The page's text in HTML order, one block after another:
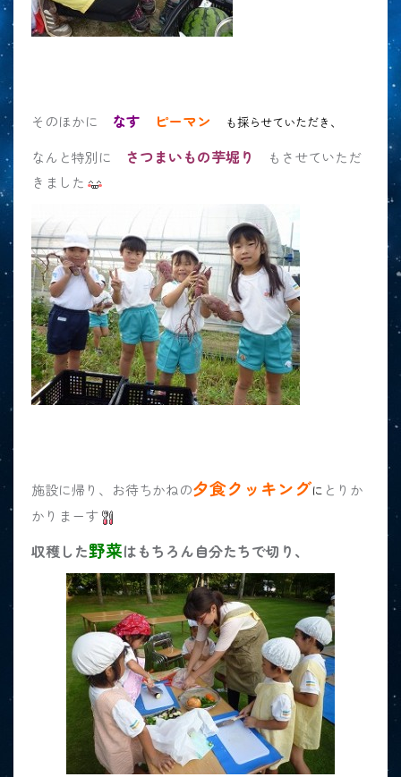
そのほかに なす ピーマン も採らせていただき、
なんと特別に さつまいもの芋堀り
もさせていただ
きました
施設に帰り、お待ちかねの夕食クッキングに とりか
かりまーす
収穫した野菜はもちろん自分たちで切り、